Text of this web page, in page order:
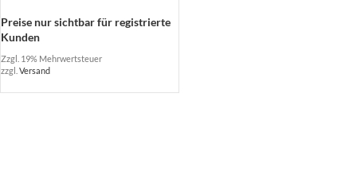
Preise nur sichtbar für registrierte
Kunden
Zzgl. 19% Mehrwertsteuer
zzgl. Versand